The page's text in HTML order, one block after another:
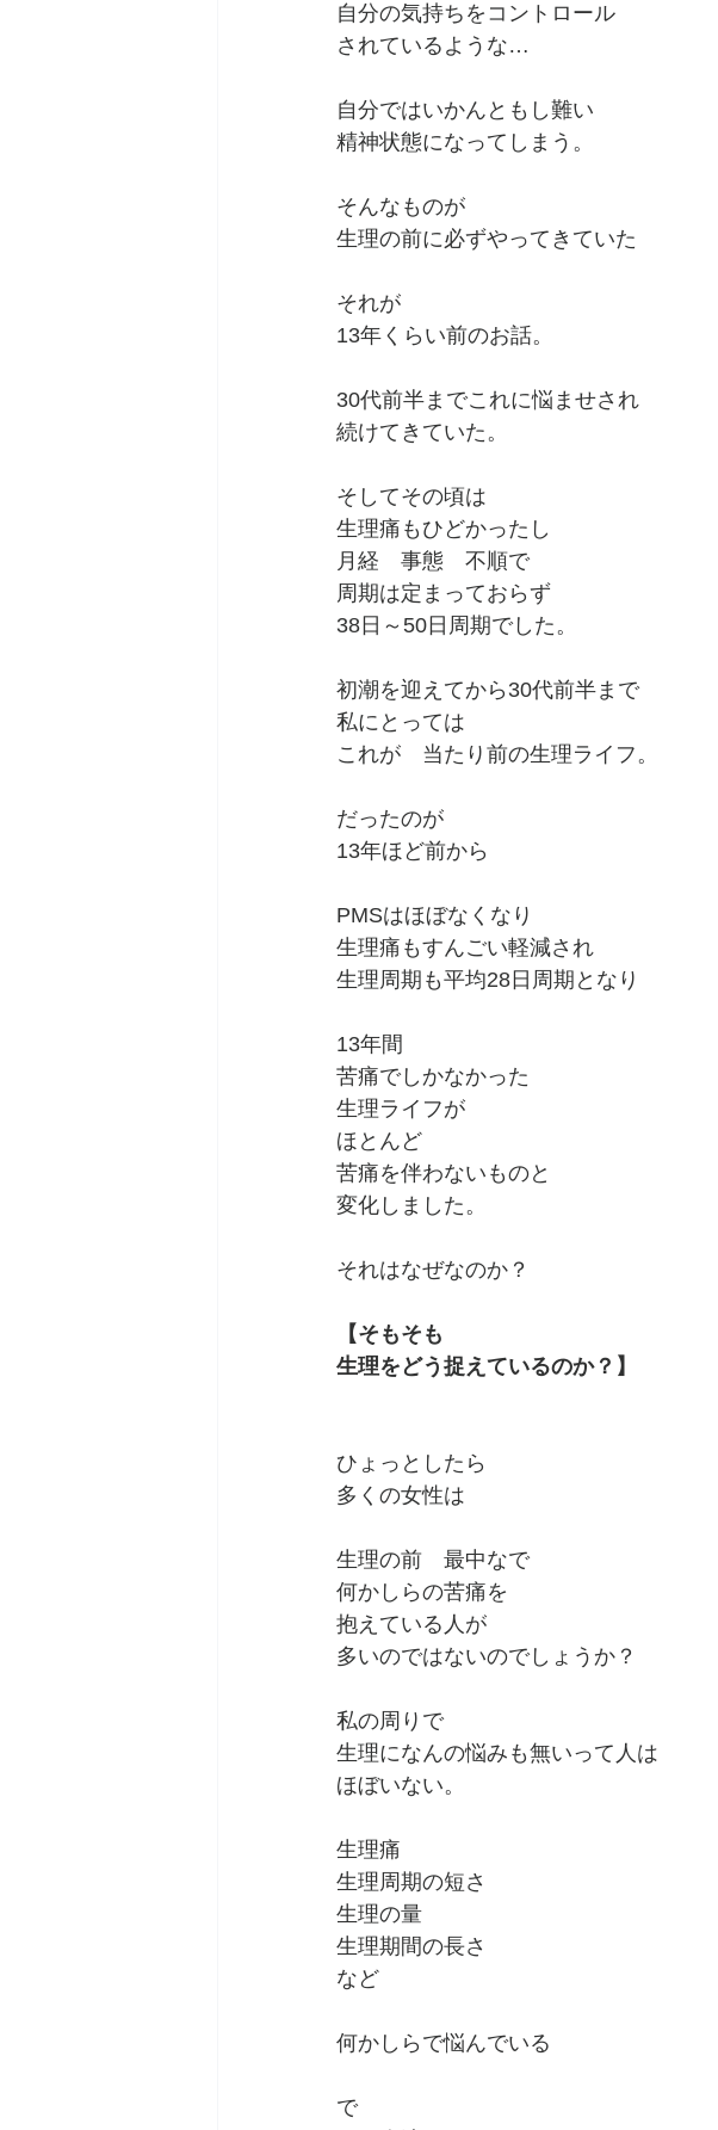
自分の気持ちをコントロール
されているような…
自分ではいかんともし難い
精神状態になってしまう。
そんなものが
生理の前に必ずやってきていた
それが
13年くらい前のお話。
30代前半までこれに悩ませされ
続けてきていた。
そしてその頃は
生理痛もひどかったし
月経　事態　不順で
周期は定まっておらず
38日～50日周期でした。
初潮を迎えてから30代前半まで
私にとっては
これが　当たり前の生理ライフ。
だったのが
13年ほど前から
PMSはほぼなくなり
生理痛もすんごい軽減され
生理周期も平均28日周期となり
13年間
苦痛でしかなかった
生理ライフが
ほとんど
苦痛を伴わないものと
変化しました。
それはなぜなのか？
【そもそも
生理をどう捉えているのか？】
ひょっとしたら
多くの女性は
生理の前　最中なで
何かしらの苦痛を
抱えている人が
多いのではないのでしょうか？
私の周りで
生理になんの悩みも無いって人は
ほぼいない。
生理痛
生理周期の短さ
生理の量
生理期間の長さ
など
何かしらで悩んでいる
で